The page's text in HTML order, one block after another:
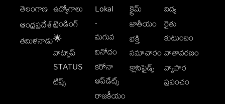
తెలంగాణ
ఆంధ్రప్రదేశ్
తమిళనాడు
ఉద్యోగాలు
ట్రెండింగ్
🌟
వాట్సాప్
STATUS
టిప్స్
Lokal
-
మగువ
వినోదం
కరోనా
అప్‌డేట్స్
రాజకీయం
క్రైమ్
జాతీయం
భక్తి
సమాచారం
క్లాసిఫైడ్స్
విద్య
రైతు
కుటుంబం
వాతావరణం
వ్యాపార
ప్రపంచం